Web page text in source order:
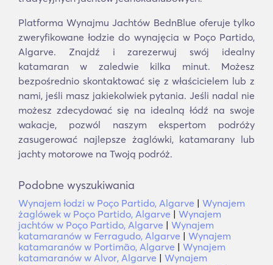
Platforma Wynajmu Jachtów BednBlue oferuje tylko
zweryfikowane łodzie do wynajęcia w Poço Partido,
Algarve. Znajdź i zarezerwuj swój idealny
katamaran w zaledwie kilka minut. Możesz
bezpośrednio skontaktować się z właścicielem lub z
nami, jeśli masz jakiekolwiek pytania. Jeśli nadal nie
możesz zdecydować się na idealną łódź na swoje
wakacje, pozwól naszym ekspertom podróży
zasugerować najlepsze żaglówki, katamarany lub
jachty motorowe na Twoją podróż.
Podobne wyszukiwania
Wynajem łodzi w Poço Partido, Algarve | Wynajem
żaglówek w Poço Partido, Algarve | Wynajem
jachtów w Poço Partido, Algarve | Wynajem
katamaranów w Ferragudo, Algarve | Wynajem
katamaranów w Portimão, Algarve | Wynajem
katamaranów w Alvor, Algarve | Wynajem